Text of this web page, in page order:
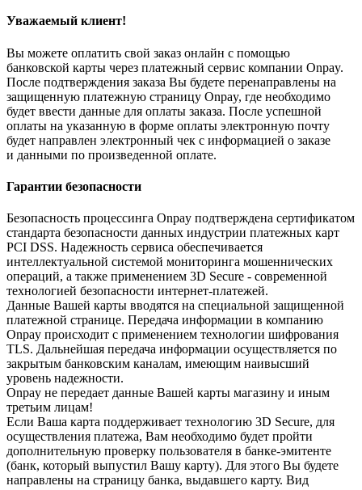
Уважаемый клиент!
Вы можете оплатить свой заказ онлайн с помощью
банковской карты через платежный сервис компании Onpay.
После подтверждения заказа Вы будете перенаправлены на
защищенную платежную страницу Onpay, где необходимо
будет ввести данные для оплаты заказа. После успешной
оплаты на указанную в форме оплаты электронную почту
будет направлен электронный чек с информацией о заказе
и данными по произведенной оплате.
Гарантии безопасности
Безопасность процессинга Onpay подтверждена сертификатом
стандарта безопасности данных индустрии платежных карт
PCI DSS. Надежность сервиса обеспечивается
интеллектуальной системой мониторинга мошеннических
операций, а также применением 3D Secure - современной
технологией безопасности интернет-платежей.
Данные Вашей карты вводятся на специальной защищенной
платежной странице. Передача информации в компанию
Onpay происходит с применением технологии шифрования
TLS. Дальнейшая передача информации осуществляется по
закрытым банковским каналам, имеющим наивысший
уровень надежности.
Onpay не передает данные Вашей карты магазину и иным
третьим лицам!
Если Ваша карта поддерживает технологию 3D Secure, для
осуществления платежа, Вам необходимо будет пройти
дополнительную проверку пользователя в банке-эмитенте
(банк, который выпустил Вашу карту). Для этого Вы будете
направлены на страницу банка, выдавшего карту. Вид